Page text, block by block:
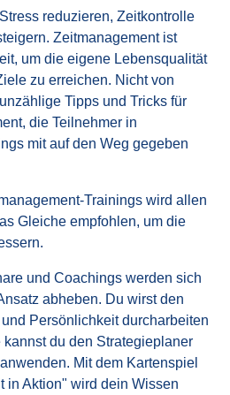
reduzieren, Zeitkontrolle
Zeitmanagement ist
um die eigene Lebensqualität
zu erreichen. Nicht von
Tipps und Tricks für
die Teilnehmer in
mit auf den Weg gegeben
Trainings wird allen
Gleiche empfohlen, um die
und Coachings werden sich
abheben. Du wirst den
Persönlichkeit durcharbeiten
kannst du den Strategieplaner
Mit dem Kartenspiel
in Aktion" wird dein Wissen